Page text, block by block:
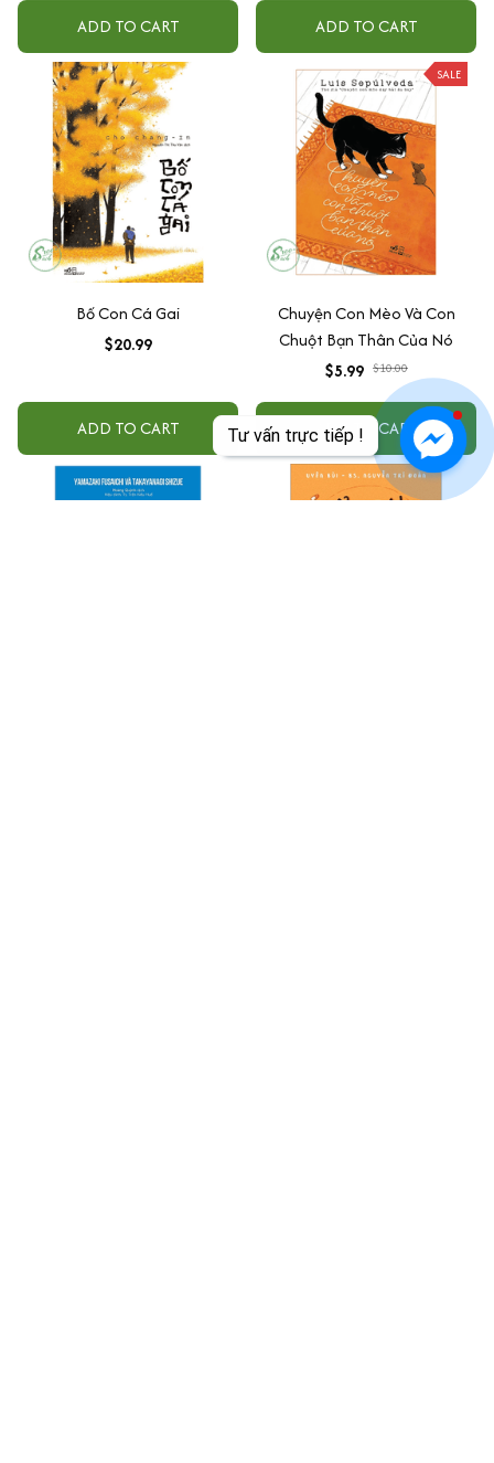
Tư vấn trực tiếp !
ADD TO CART ADD TO CART
Bố Con Cá Gai
$20.99
ADD TO CART
SALE
Chuyện Con Mèo Và Con
Chuột Bạn Thân Của Nó
$5.99 $10.00
ADD TO CART